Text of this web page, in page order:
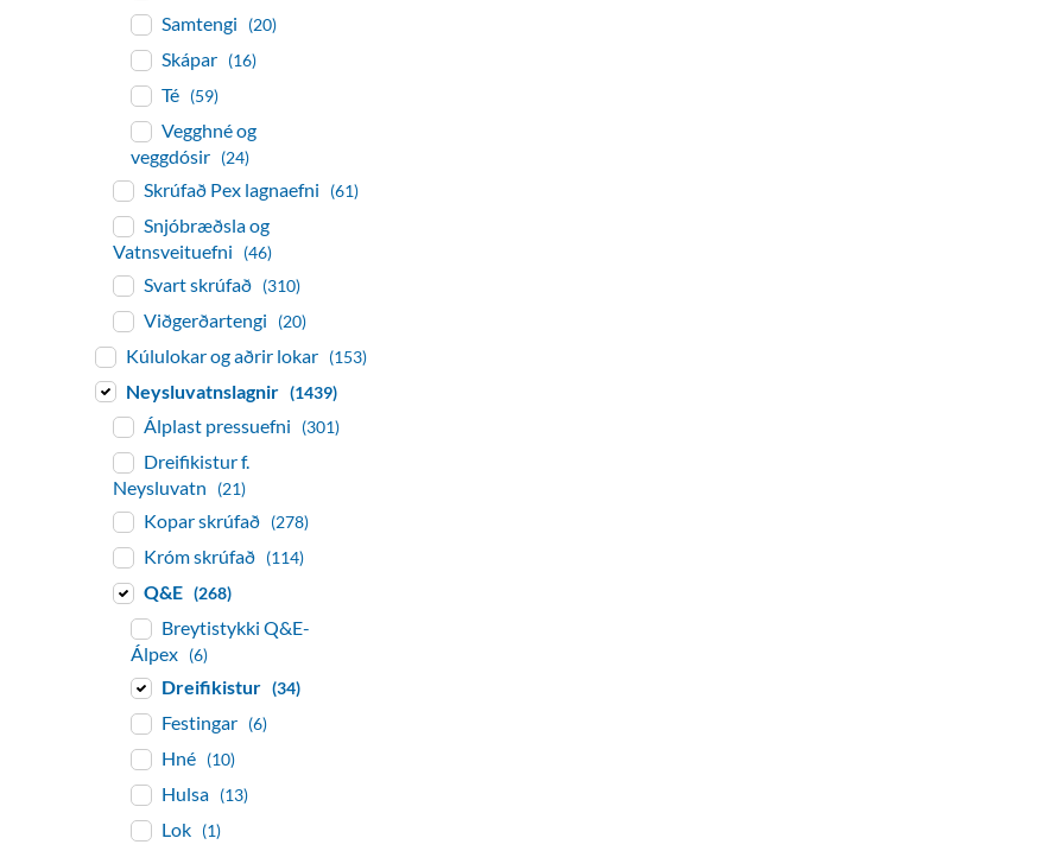
Samtengi (20)
Skápar (16)
Té (59)
Vegghné og
veggdósir (24)
Skrúfað Pex lagnaefni (61)
Snjóbræðsla og
Vatnsveituefni
(46)
Svart skrúfað (310)
Viðgerðartengi (20)
Kúlulokar og aðrir lokar (153)
Neysluvatnslagnir (1439)
Álplast pressuefni (301)
Dreifikistur f.
Neysluvatn
(21)
Kopar skrúfað (278)
Króm skrúfað (114)
Q&E (268)
Breytistykki Q&E-
Álpex (6)
Dreifikistur (34)
Festingar (6)
Hné (10)
Hulsa (13)
Lok (1)